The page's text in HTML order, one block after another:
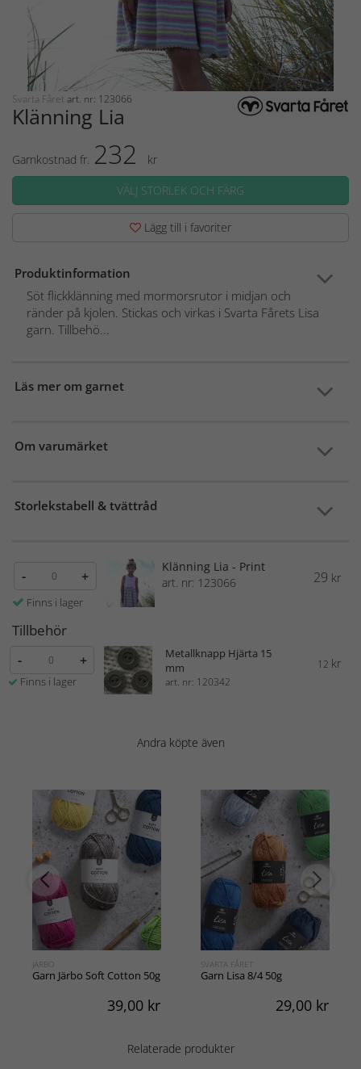
Svarta Fåret art. nr: 123066
Klänning Lia
Garnkostnad fr. 232
kr
VÄLJ STORLEK OCH FÄRG
Lägg till i favoriter
Produktinformation
Söt flickklänning med mormorsrutor i midjan och
ränder på kjolen. Stickas och virkas i Svarta Fårets Lisa
garn. Tillbehö...
Läs mer om garnet
Om varumärket
Storlekstabell & tvättråd
- +
Finns i lager
Klänning Lia - Print
art. nr: 123066
29 kr
Tillbehör
- +
Finns i lager
Metallknapp Hjärta 15
mm
art. nr: 120342
12 kr
Andra köpte även
JÄRBO
Garn Järbo Soft Cotton 50g
39,00 kr
SVARTA FÅRET
Garn Lisa 8/4 50g
29,00 kr
Relaterade produkter